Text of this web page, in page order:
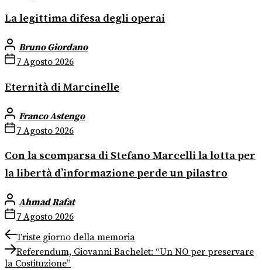
La legittima difesa degli operai
Bruno Giordano
7 Agosto 2026
Eternità di Marcinelle
Franco Astengo
7 Agosto 2026
Con la scomparsa di Stefano Marcelli la lotta per
la libertà d’informazione perde un pilastro
Ahmad Rafat
7 Agosto 2026
Navigazione
articoli
Previous
post:
Triste giorno della memoria
Next
post:
Referendum, Giovanni Bachelet: “Un NO per preservare
la Costituzione”